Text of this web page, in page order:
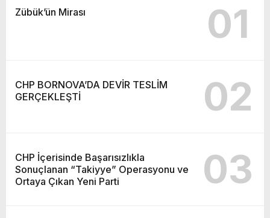
Zübük’ün Mirası 01
CHP BORNOVA’DA DEVİR TESLİM
GERÇEKLEŞTİ
02
CHP İçerisinde Başarısızlıkla
Sonuçlanan “Takiyye” Operasyonu ve
Ortaya Çıkan Yeni Parti
03